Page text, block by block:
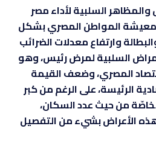
السلبية لأداء مصر
المواطن المصري بشكل
وارتفاع معدلات الضرائب
السلبية لمرض رئيس، وهو
المصري، وضعف القيمة
الرئيسة، على الرغم من كبر
من حيث عدد السكان،
الأعراض بشيء من التفصيل